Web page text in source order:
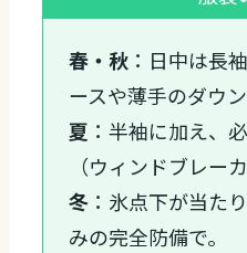
春・秋：日中は長
ースや薄手のダウン
夏 ：半袖に加え、
（ウィンドブレー
冬：氷点下が当た
みの完全防備で。